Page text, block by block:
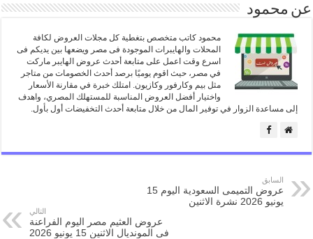
عن محمود
محمود كاتب متخصص بتغطية كل مجلات العروض لكافة
المحلات والهايبرات الموجودة فى مصر ويضعها بين يديكم فى
اسرع وقت اعمل على متابعة أحدث عروض الهايبر ماركت
في مصر، حيث اقوم يوميًا برصد أحدث الخصومات من متاجر
مثل بيم وكارفور وكازيون. امتلك خبرة في مقارنة الأسعار
واختيار أفضل العروض المناسبة للمستهلك المصري، واهدف
إلى مساعدة الزوار في توفير المال من خلال متابعة أحدث التخفيضات أول بأول.
السابق
عروض التميمى السعودية اليوم 15
يونيو 2026 نشرة الاثنين
التالي
عروض العثيم مصر اليوم الفراعنة
فى المونديال الاثنين 15 يونيو 2026